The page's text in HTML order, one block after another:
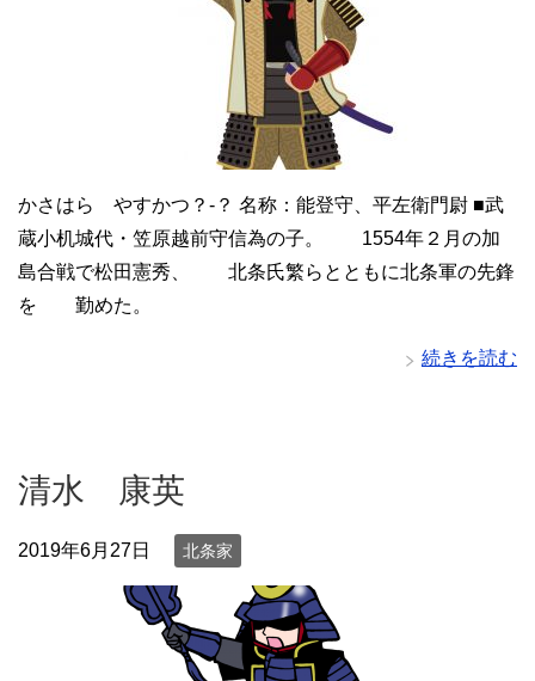
かさはら やすかつ？-？ 名称：能登守、平左衛門尉 ■武
蔵小机城代・笠原越前守信為の子。 1554年２月の加
島合戦で松田憲秀、 北条氏繁らとともに北条軍の先鋒
を 勤めた。
続きを読む
清水 康英
2019年6月27日 北条家